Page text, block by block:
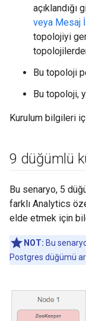
veya Mesaj
topolojiyi
Bu topoloji
Bu topoloji,
Kurulum bilgileri
9 düğümlü
Bu senaryo, 5
farklı Analytics
elde etmek için
NOT: Bu
Postgres düğümü